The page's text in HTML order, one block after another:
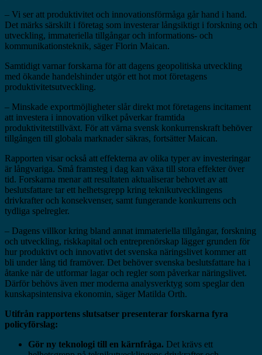
– Vi ser att produktivitet och innovationsförmåga går hand i hand.
Det märks särskilt i företag som investerar långsiktigt i forskning och
utveckling, immateriella tillgångar och informations- och
kommunikationsteknik, säger Florin Maican.
Samtidigt varnar forskarna för att dagens geopolitiska utveckling
med ökande handelshinder utgör ett hot mot företagens
produktivitetsutveckling.
– Minskade exportmöjligheter slår direkt mot företagens incitament
att investera i innovation vilket påverkar framtida
produktivitetstillväxt. För att värna svensk konkurrenskraft behöver
tillgången till globala marknader säkras, fortsätter Maican.
Rapporten visar också att effekterna av olika typer av investeringar
är långvariga. Små framsteg i dag kan växa till stora effekter över
tid. Forskarna menar att resultaten aktualiserar behovet av att
beslutsfattare tar ett helhetsgrepp kring teknikutvecklingens
drivkrafter och konsekvenser, samt fungerande konkurrens och
tydliga spelregler.
– Dagens villkor kring bland annat immateriella tillgångar, forskning
och utveckling, riskkapital och entreprenörskap lägger grunden för
hur produktivt och innovativt det svenska näringslivet kommer att
bli under lång tid framöver. Det behöver svenska beslutsfattare ha i
åtanke när de utformar lagar och regler som påverkar näringslivet.
Därför behövs även mer moderna analysverktyg som speglar den
kunskapsintensiva ekonomin, säger Matilda Orth.
Utifrån rapportens slutsatser presenterar forskarna fyra
policyförslag:
Gör ny teknologi till en kärnfråga. Det krävs ett